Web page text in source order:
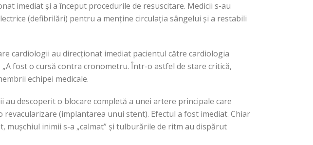
imediat și a început procedurile de resuscitare. Medicii s-au
(defibrilări) pentru a menține circulația sângelui și a restabili
cardiologii au direcționat imediat pacientul către cardiologia
fost o cursă contra cronometru. Într-o astfel de stare critică,
echipei medicale.
descoperit o blocare completă a unei artere principale care
(implantarea unui stent). Efectul a fost imediat. Chiar
inimii s-a „calmat” și tulburările de ritm au dispărut